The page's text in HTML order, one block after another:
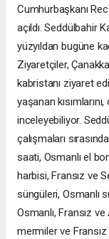
Cumhurbaşkanı
açıldı. Seddülbahir
yüzyıldan bugüne
Ziyaretçiler,
kabristanı ziyaret
yaşanan
inceleyebiliyor.
çalışmaları
saati, Osmanlı el
harbisi, Fransız ve
süngüleri, Osmanlı
Osmanlı, Fransız
mermiler ve